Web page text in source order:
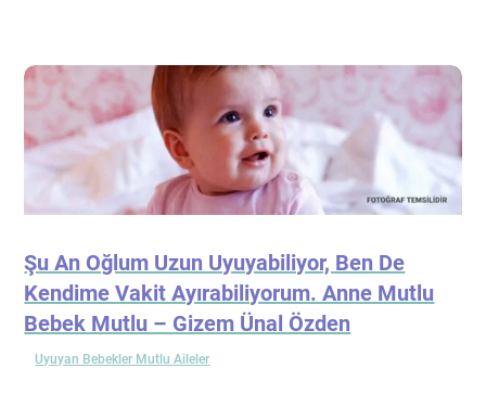
Şu An Oğlum Uzun Uyuyabiliyor, Ben De
Kendime Vakit Ayırabiliyorum. Anne Mutlu
Bebek Mutlu – Gizem Ünal Özden
Uyuyan Bebekler Mutlu Aileler